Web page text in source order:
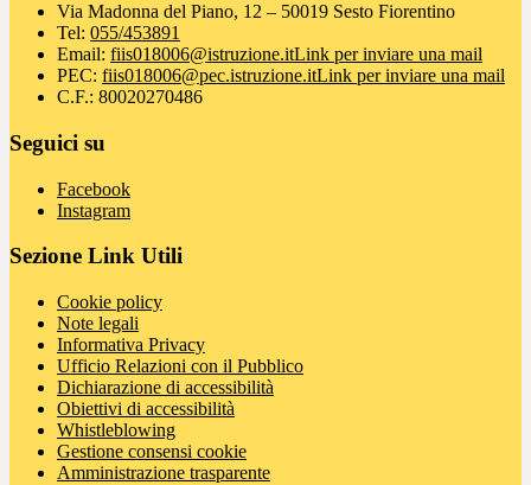
Via Madonna del Piano, 12 – 50019 Sesto Fiorentino
Tel: 055/453891
Email: fiis018006@istruzione.itLink per inviare una mail
PEC: fiis018006@pec.istruzione.itLink per inviare una mail
C.F.: 80020270486
Seguici su
Facebook
Instagram
Sezione Link Utili
Cookie policy
Note legali
Informativa Privacy
Ufficio Relazioni con il Pubblico
Dichiarazione di accessibilità
Obiettivi di accessibilità
Whistleblowing
Gestione consensi cookie
Amministrazione trasparente